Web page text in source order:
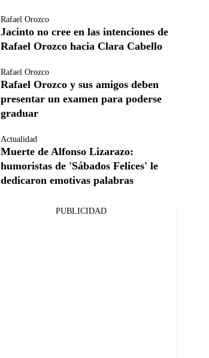
Rafael Orozco
Jacinto no cree en las intenciones de
Rafael Orozco hacia Clara Cabello
Rafael Orozco
Rafael Orozco y sus amigos deben
presentar un examen para poderse
graduar
Actualidad
Muerte de Alfonso Lizarazo:
humoristas de 'Sábados Felices' le
dedicaron emotivas palabras
PUBLICIDAD